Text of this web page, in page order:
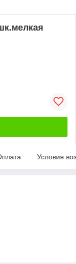
Условия